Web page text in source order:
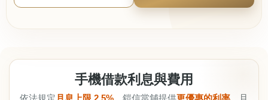
手機借款利息與費用
依法規定 月息上限 2.5% 。鎧信當舖提供更優惠的利率 ，且